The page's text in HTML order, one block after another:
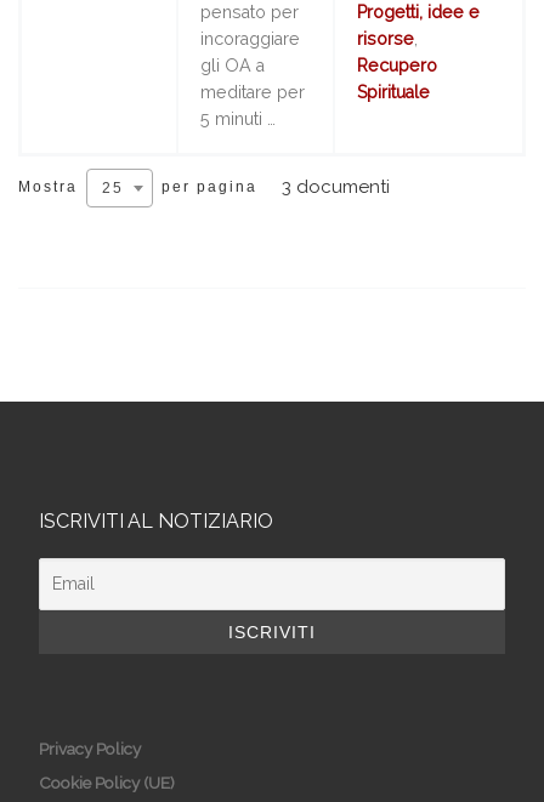
pensato per
incoraggiare
gli OA a
meditare per
5 minuti …
Progetti, idee e
risorse,
Recupero
Spirituale
Mostra 25 per pagina 3 documenti
ISCRIVITI AL NOTIZIARIO
Privacy Policy
Cookie Policy (UE)